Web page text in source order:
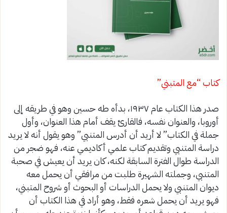
كتاب “مع المتبني”
صدر هذا الكتاب عام ١٩٣٧، بدأه طه حسين وهو في طريقه إلى
أوروبا، والعنوان نفسه، فالقارئ يقف أمام هذا العنوان، وأول
جملة في الكتاب” لا أريد أن أدرس المتنبي” وهو يقول أنه لا يريد
دراسة المتنبي وتقديم كتاب علمي أكاديمي عنه، فهو ضجر من
الدراسة طوال الفترة السابقة لكنه، كان يريد أن يعيش في صحبة
المتنبي، وجملته الشهيرة طلبت من مرافقي أن يحمل معه
ديوان المتنبي ولا يحمل الدراسات أو البحوث أو شروح المتبني،
فهو يريد أن يحمل شعره فقط، وهو أراد في هذا الكتاب أن